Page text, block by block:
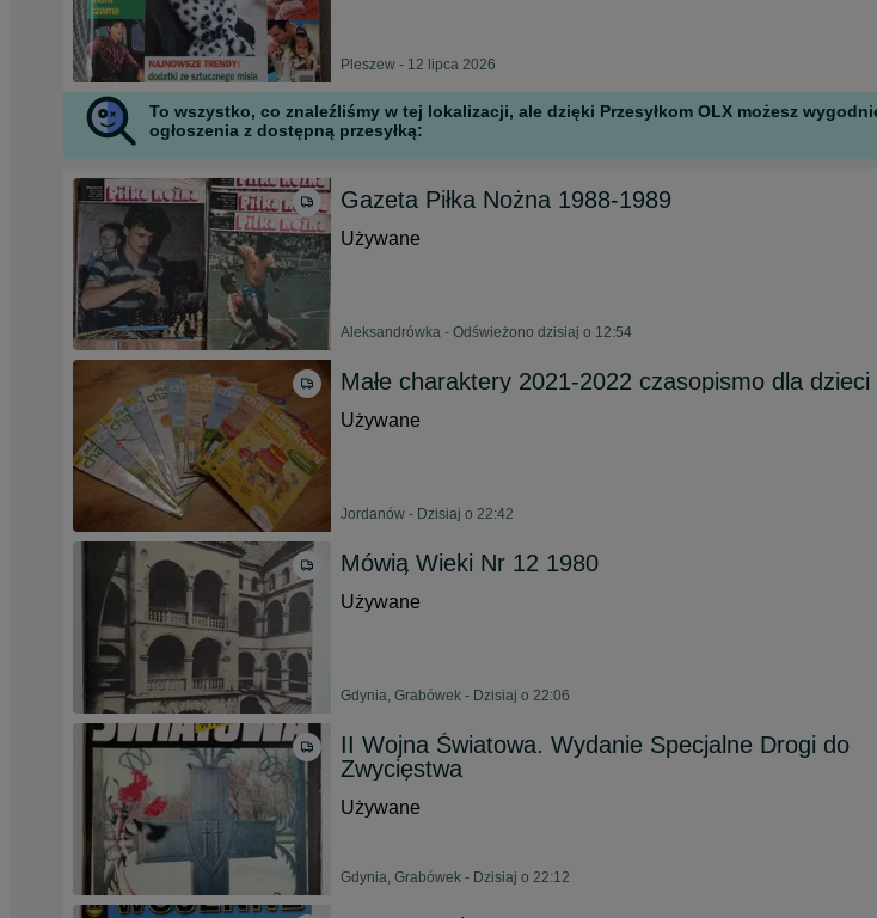
Pleszew - 12 lipca 2026
To wszystko, co znaleźliśmy w tej lokalizacji, ale dzięki Przesyłkom OLX możesz
ogłoszenia z dostępną przesyłką:
Gazeta Piłka Nożna 1988-1989
Używane
Aleksandrówka - Odświeżono dzisiaj o 12:54
Małe charaktery 2021-2022 czasopismo dla dzieci
Używane
Jordanów - Dzisiaj o 22:42
Mówią Wieki Nr 12 1980
Używane
Gdynia, Grabówek - Dzisiaj o 22:06
II Wojna Światowa. Wydanie Specjalne Drogi do
Zwycięstwa
Używane
Gdynia, Grabówek - Dzisiaj o 22:12